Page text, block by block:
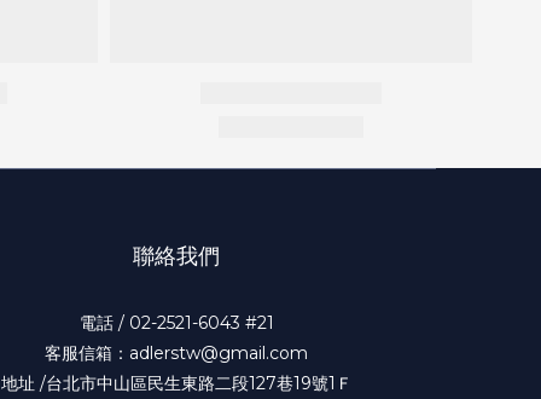
聯絡我們
電話 / 02-2521-6043 #21
客服信箱：adlerstw@gmail.com
地址 /台北市中山區民生東路二段127巷19號1Ｆ